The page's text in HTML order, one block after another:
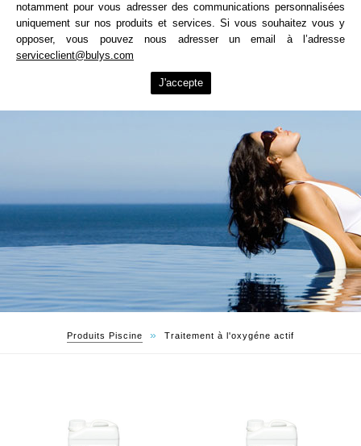
notamment pour vous adresser des communications personnalisées
uniquement sur nos produits et services. Si vous souhaitez vous y
opposer, vous pouvez nous adresser un email à l’adresse
serviceclient@bulys.com
J'accepte
Produits Piscine » Traitement à l'oxygéne actif